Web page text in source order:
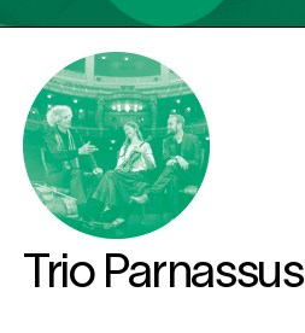
Trio Parnassus